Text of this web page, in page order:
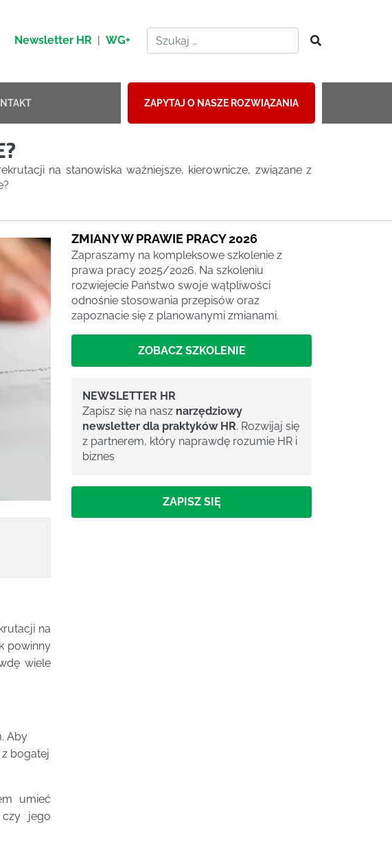
Newsletter HR | WG+
ZAPYTAJ O NASZE ROZWIĄZANIA
na stanowiska ważniejsze, kierownicze, związane z
na
powinny
wiele
Aby
bogatej
umieć
czy jego
ZMIANY W PRAWIE PRACY 2026
Zapraszamy na kompleksowe szkolenie z
prawa pracy 2025/2026. Na szkoleniu
rozwiejecie Państwo swoje wątpliwości
odnośnie stosowania przepisów oraz
zapoznacie się z planowanymi zmianami.
ZOBACZ SZKOLENIE
NEWSLETTER HR
Zapisz się na nasz narzędziowy
newsletter dla praktyków HR. Rozwijaj się
z partnerem, który naprawdę rozumie HR i
biznes
ZAPISZ SIĘ